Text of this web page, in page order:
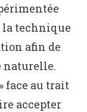
la technique
afin de
naturelle.
face au trait
accepter